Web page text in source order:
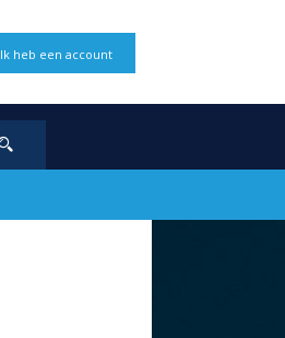
Ik heb een account